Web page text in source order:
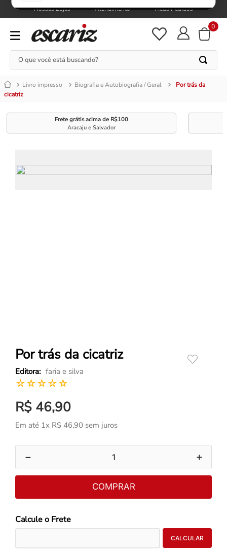
Nossas Lojas Atendimento Meus Pedidos
0
O que você está buscando?
Livro impresso Biografia e Autobiografia / Geral
Por trás da
cicatriz
Frete grátis acima de R$100
Aracaju e Salvador
Por trás da cicatriz
faria e silva
☆☆☆☆☆
R$ 46,90
Em até 1x R$ 46,90 sem juros
＋
－
COMPRAR